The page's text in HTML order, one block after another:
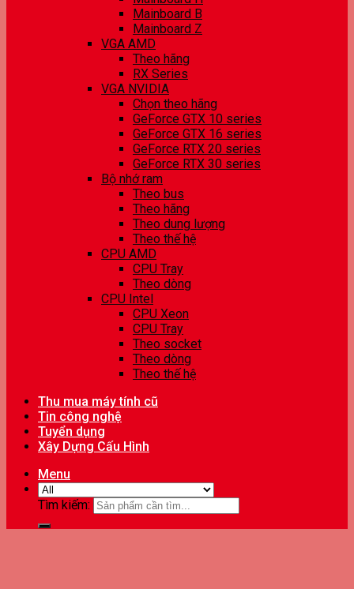
Mainboard B
Mainboard Z
VGA AMD
Theo hãng
RX Series
VGA NVIDIA
Chọn theo hãng
GeForce GTX 10 series
GeForce GTX 16 series
GeForce RTX 20 series
GeForce RTX 30 series
Bộ nhớ ram
Theo bus
Theo hãng
Theo dung lượng
Theo thế hệ
CPU AMD
CPU Tray
Theo dòng
CPU Intel
CPU Xeon
CPU Tray
Theo socket
Theo dòng
Theo thế hệ
Thu mua máy tính cũ
Tin công nghệ
Tuyển dụng
Xây Dựng Cấu Hình
Menu
Tìm kiếm: